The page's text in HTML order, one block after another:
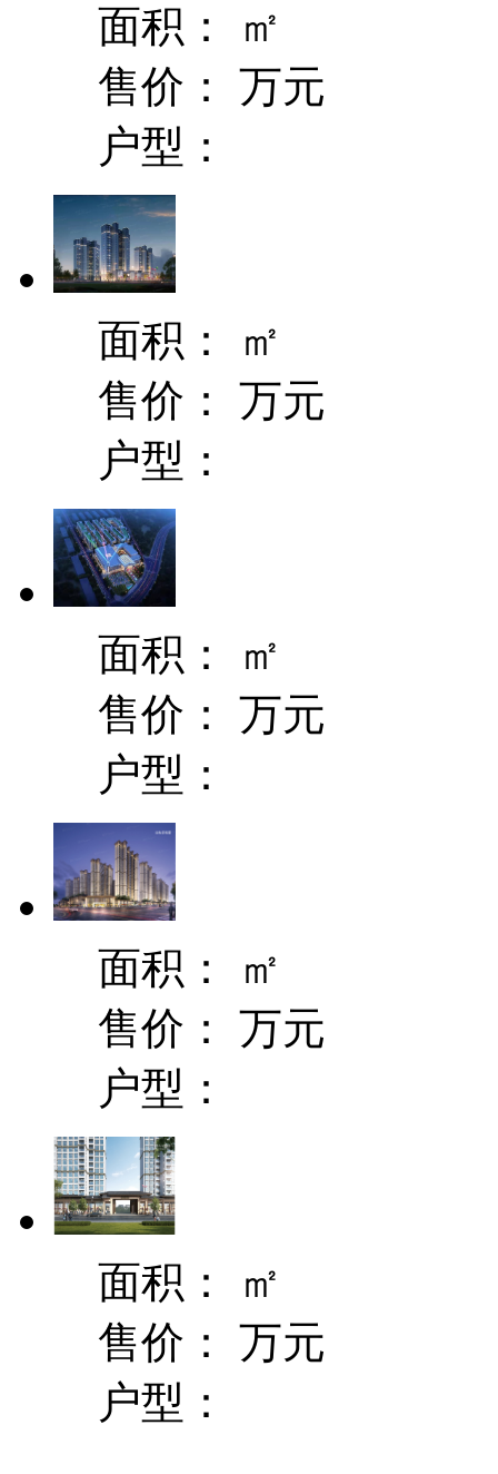
面积：
㎡
售价： 万元
户型：
面积：
㎡
售价： 万元
户型：
面积：
㎡
售价： 万元
户型：
面积：
㎡
售价： 万元
户型：
面积：
㎡
售价： 万元
户型：